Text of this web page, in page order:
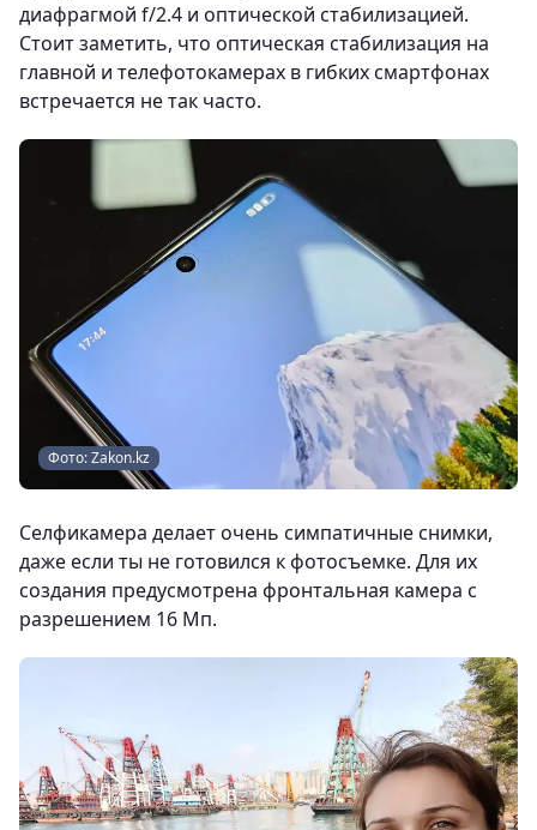
диафрагмой f/2.4 и оптической стабилизацией.
Стоит заметить, что оптическая стабилизация на
главной и телефотокамерах в гибких смартфонах
встречается не так часто.
Фото: Zakon.kz
Селфикамера делает очень симпатичные снимки,
даже если ты не готовился к фотосъемке. Для их
создания предусмотрена фронтальная камера с
разрешением 16 Мп.